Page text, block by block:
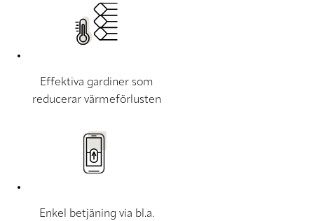
Effektiva gardiner som
reducerar värmeförlusten
Enkel betjäning via bl.a.